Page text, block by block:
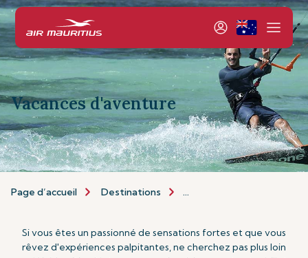
Vacances d'aventure
Page d’accueil Destinations Types de Vacances
Si vous êtes un passionné de sensations fortes et que vous
rêvez d'expériences palpitantes, ne cherchez pas plus loin